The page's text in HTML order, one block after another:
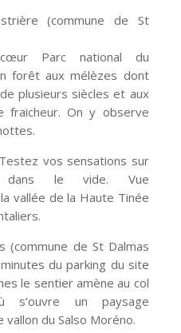
(commune de St
Parc national du
forêt aux mélèzes dont
plusieurs siècles et aux
fraicheur. On y observe
vos sensations sur
dans le vide. Vue
vallée de la Haute Tinée
(commune de St Dalmas
du parking du site
le sentier amène au col
s’ouvre un paysage
du Salso Moréno.